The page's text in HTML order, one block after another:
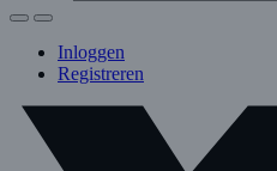
Inloggen
Registreren